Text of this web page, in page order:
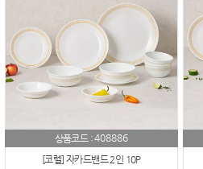
상품코드 :408886
[코렐] 자카드밴드 2인 10P